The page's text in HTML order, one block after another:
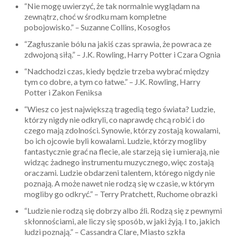
“Nie mogę uwierzyć, że tak normalnie wyglądam na
zewnątrz, choć w środku mam kompletne
pobojowisko.” – Suzanne Collins, Kosogłos
“Zagłuszanie bólu na jakiś czas sprawia, że powraca ze
zdwojoną siłą.” – J.K. Rowling, Harry Potter i Czara Ognia
“Nadchodzi czas, kiedy będzie trzeba wybrać między
tym co dobre, a tym co łatwe.” – J.K. Rowling, Harry
Potter i Zakon Feniksa
“Wiesz co jest największą tragedią tego świata? Ludzie,
którzy nigdy nie odkryli, co naprawdę chcą robić i do
czego mają zdolności. Synowie, którzy zostają kowalami,
bo ich ojcowie byli kowalami. Ludzie, którzy mogliby
fantastycznie grać na flecie, ale starzeją się i umierają, nie
widząc żadnego instrumentu muzycznego, więc zostają
oraczami. Ludzie obdarzeni talentem, którego nigdy nie
poznają. A może nawet nie rodzą się w czasie, w którym
mogliby go odkryć.” – Terry Pratchett, Ruchome obrazki
“Ludzie nie rodzą się dobrzy albo źli. Rodzą się z pewnymi
skłonnościami, ale liczy się sposób, w jaki żyją. I to, jakich
ludzi poznają.” – Cassandra Clare, Miasto szkła